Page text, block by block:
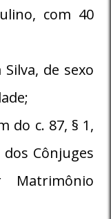
com 40
de sexo
do c. 87, § 1,
Cônjuges
Matrimônio